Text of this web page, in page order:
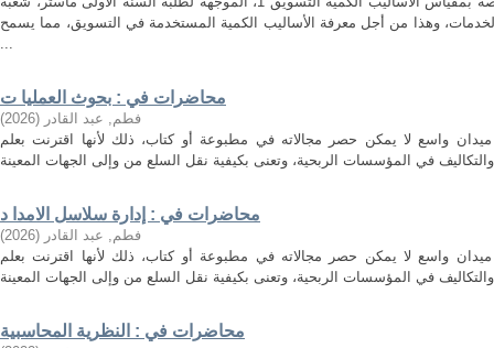
وهذا من أجل معرفة الأساليب الكمية المستخدمة في التسويق، مما يسمح
...
محاضرات في : بحوث العمليا ت
فطم, عبد القادر (
2026
)
واسع لا يمكن حصر مجالاته في مطبوعة أو كتاب، ذلك لأنها اقترنت بعلم
محاضرات في : إدارة سلاسل الامدا د
فطم, عبد القادر (
2026
)
واسع لا يمكن حصر مجالاته في مطبوعة أو كتاب، ذلك لأنها اقترنت بعلم
محاضرات في : النظرية المحاسبية